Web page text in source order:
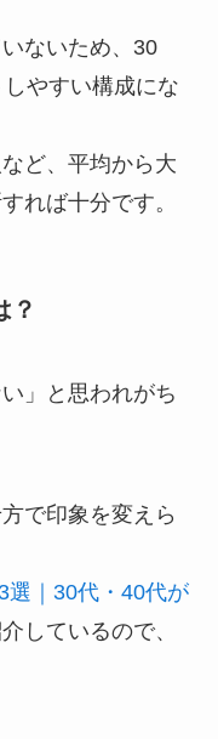
ないため、30
やすい構成にな
ど、平均から大
れば十分です。
？
」と思われがち
で印象を変えら
選｜30代・40代が
しているので、